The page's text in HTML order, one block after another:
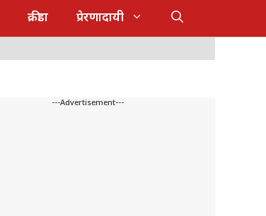
क्रीडा प्रेरणादायी
---Advertisement---